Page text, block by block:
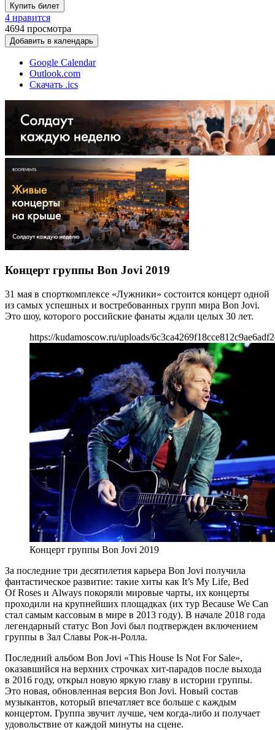
Купить билет
4 нравится
4694 просмотра
Добавить в календарь
Google Calendar
Outlook.com
Скачать .ics
Концерт группы Bon Jovi 2019
31 мая в спорткомплексе «Лужники» состоится концерт одной
из самых успешных и востребованных групп мира Bon Jovi.
Это шоу, которого российские фанаты ждали целых 30 лет.
https://kudamoscow.ru/uploads/
Концерт группы Bon Jovi 2019
За последние три десятилетия карьера Bon Jovi получила
фантастическое развитие: такие хиты как It’s My Life, Bed
Of Roses и Always покоряли мировые чарты, их концерты
проходили на крупнейших площадках (их тур Because We Can
стал самым кассовым в мире в 2013 году). В начале 2018 года
легендарный статус Bon Jovi был подтвержден включением
группы в Зал Славы Рок-н-Ролла.
Последний альбом Bon Jovi «This House Is Not For Sale»,
оказавшийся на верхних строчках хит-парадов после выхода
в 2016 году, открыл новую яркую главу в истории группы.
Это новая, обновленная версия Bon Jovi. Новый состав
музыкантов, который впечатляет все больше с каждым
концертом. Группа звучит лучше, чем когда-либо и получает
удовольствие от каждой минуты на сцене.